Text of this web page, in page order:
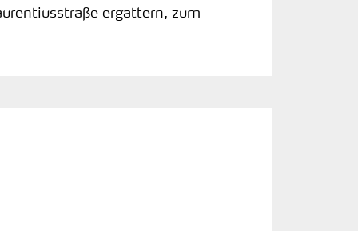
ergattern, zum